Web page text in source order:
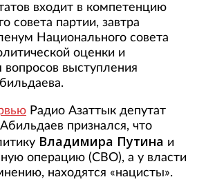
входит в компетенцию
совета партии, завтра
Национального совета
оценки и
вопросов выступления
Радио Азаттык депутат
признался, что
Владимира Путина и
операцию (СВО), а у власти
находятся «нацисты».